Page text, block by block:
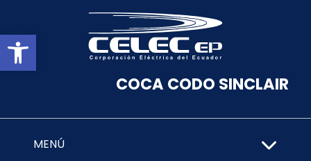
Abrir barra de herramientas
COCA CODO SINCLAIR
MENÚ